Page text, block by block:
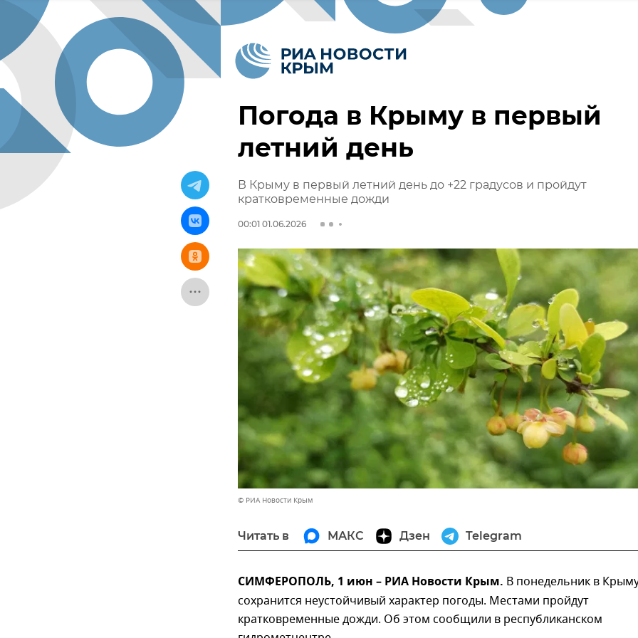
Погода в Крыму в первый
летний день
В Крыму в первый летний день до +22 градусов и пройдут
кратковременные дожди
00:01 01.06.2026
© РИА Новости Крым
Читать в МАКС Дзен Telegram
СИМФЕРОПОЛЬ, 1 июн – РИА Новости Крым. В понедельник в
сохранится неустойчивый характер погоды. Местами пройдут
кратковременные дожди. Об этом сообщили в республиканском